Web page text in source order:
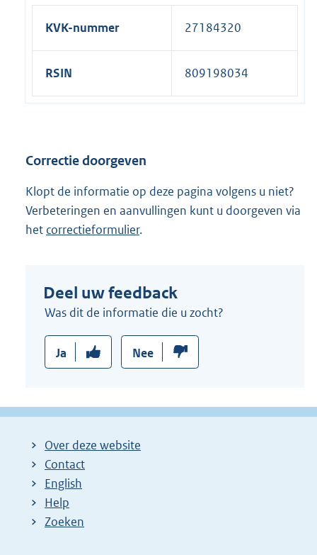
KVK-nummer 27184320
RSIN 809198034
Correctie doorgeven
Klopt de informatie op deze pagina volgens u niet?
Verbeteringen en aanvullingen kunt u doorgeven via
het correctieformulier.
Deel uw feedback
Was dit de informatie die u zocht?
Ja Nee
Over deze website
Contact
English
Help
Zoeken